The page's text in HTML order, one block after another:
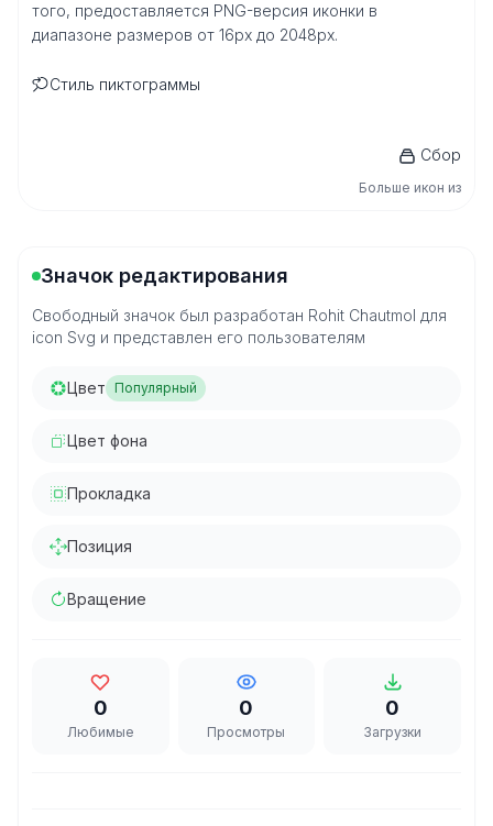
того, предоставляется PNG-версия иконки в
диапазоне размеров от 16px до 2048px.
Стиль пиктограммы
Сбор
Больше икон из
Значок редактирования
Свободный значок был разработан Rohit Chautmol для
icon Svg и представлен его пользователям
Цвет Популярный
Цвет фона
Прокладка
Позиция
Вращение
0
Любимые
0
Просмотры
0
Загрузки